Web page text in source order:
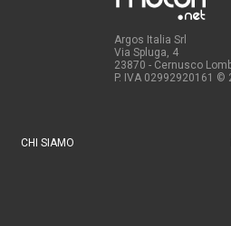
Argos Italia Srl
Via Spluga, 4
23870 - Cernusco
P. IVA 02992920161 ©
CHI SIAMO